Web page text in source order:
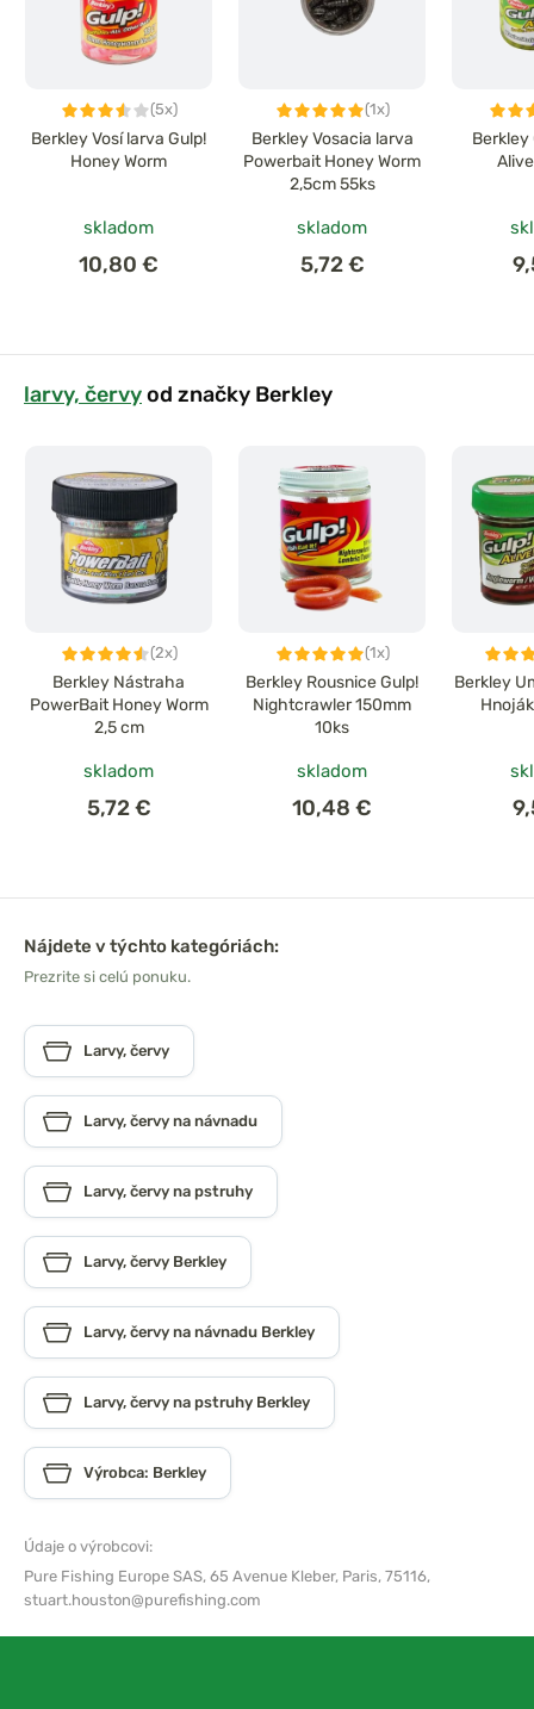
(5x)
Berkley Vosí larva Gulp!
Honey Worm
skladom
10,80 €
(1x)
Berkley Vosacia larva
Powerbait Honey Worm
2,5cm 55ks
skladom
5,72 €
Berkley
larvy, červyod značky Berkley
(2x)
Berkley Nástraha
PowerBait Honey Worm
2,5 cm
skladom
5,72 €
(1x)
Berkley Rousnice Gulp!
Nightcrawler 150mm
10ks
skladom
10,48 €
Berkley
Nájdete v týchto kategóriách:
Prezrite si celú ponuku.
Larvy, červy
Larvy, červy na návnadu
Larvy, červy na pstruhy
Larvy, červy Berkley
Larvy, červy na návnadu Berkley
Larvy, červy na pstruhy Berkley
Výrobca: Berkley
Údaje o výrobcovi:
Pure Fishing Europe SAS, 65 Avenue Kleber, Paris, 75116,
stuart.houston@purefishing.com